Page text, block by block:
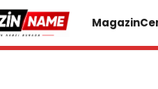
Magazin